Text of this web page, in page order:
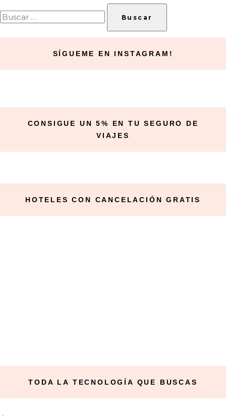
Buscar:
SÍGUEME EN INSTAGRAM!
CONSIGUE UN 5% EN TU SEGURO DE
VIAJES
HOTELES CON CANCELACIÓN GRATIS
TODA LA TECNOLOGÍA QUE BUSCAS